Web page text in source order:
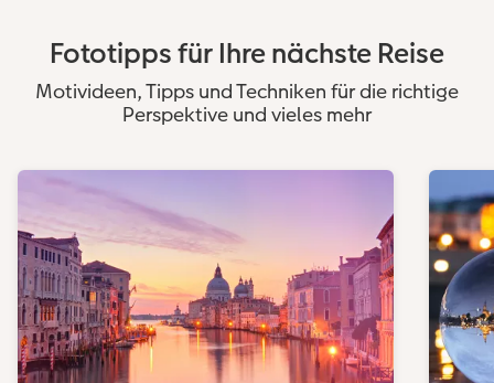
Fototipps für Ihre nächste Reise
Motivideen, Tipps und Techniken für die richtige
Perspektive und vieles mehr